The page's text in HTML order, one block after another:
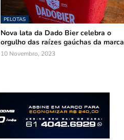
PELOTAS
Nova lata da Dado Bier celebra o
orgulho das raízes gaúchas da marca
10 Novembro, 2023